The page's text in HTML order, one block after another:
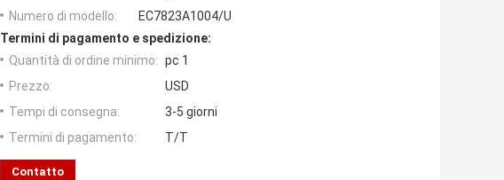
Numero di modello:
EC7823A1004/U
Termini di pagamento e spedizione:
Quantità di ordine minimo: pc 1
Prezzo:
USD
Tempi di consegna:
3-5 giorni
Termini di pagamento:
T/T
Contatto